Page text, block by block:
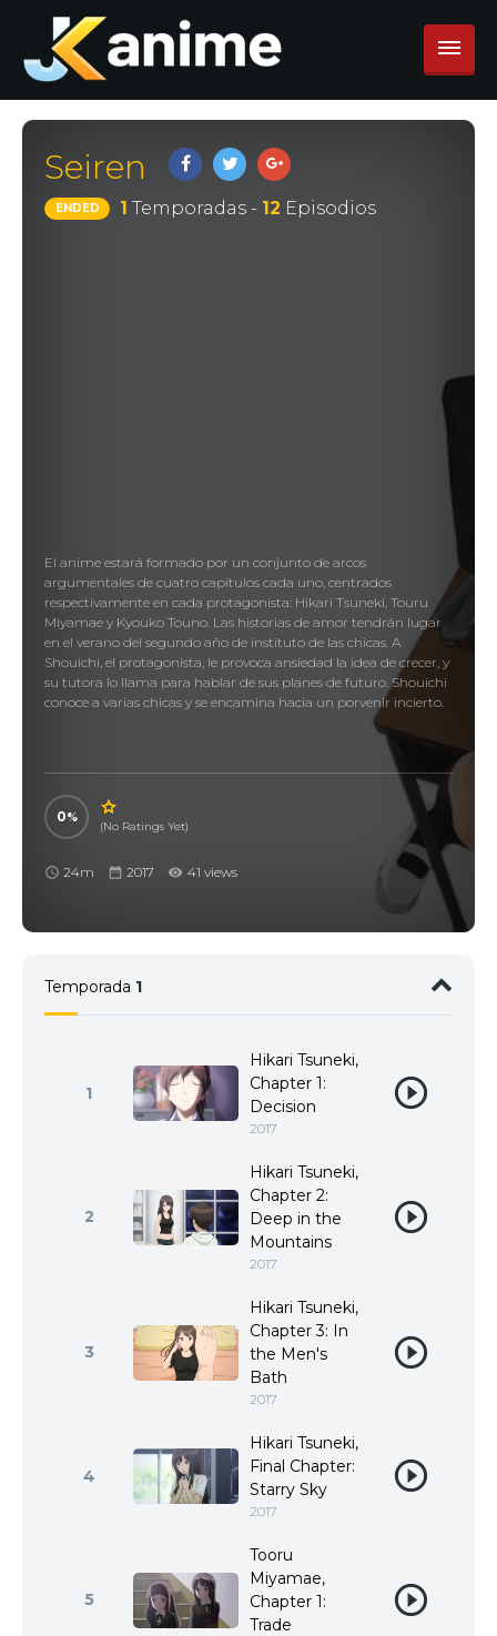
Seiren
ENDED 1 Temporadas - 12 Episodios
El anime estará formado por un conjunto de arcos
argumentales de cuatro capítulos cada uno, centrados
respectivamente en cada protagonista: Hikari Tsuneki, Touru
Miyamae y Kyouko Touno. Las historias de amor tendrán lugar
en el verano del segundo año de instituto de las chicas. A
Shouichi, el protagonista, le provoca ansiedad la idea de crecer, y
su tutora lo llama para hablar de sus planes de futuro. Shouichi
conoce a varias chicas y se encamina hacia un porvenir incierto.
0
(No Ratings Yet)
24m 2017 41 views
Temporada 1
1
Hikari Tsuneki,
Chapter 1:
Decision
2017
2
Hikari Tsuneki,
Chapter 2:
Deep in the
Mountains
2017
3
Hikari Tsuneki,
Chapter 3: In
the Men's
Bath
2017
4
Hikari Tsuneki,
Final Chapter:
Starry Sky
2017
5
Tooru
Miyamae,
Chapter 1:
Trade